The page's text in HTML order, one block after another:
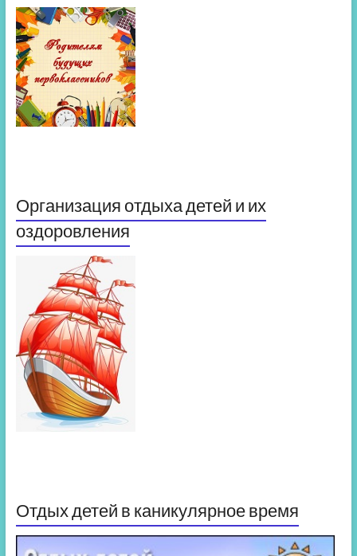
Организация отдыха детей и их
оздоровления
Отдых детей в каникулярное время